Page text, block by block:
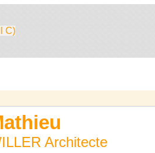
C)
Architecte